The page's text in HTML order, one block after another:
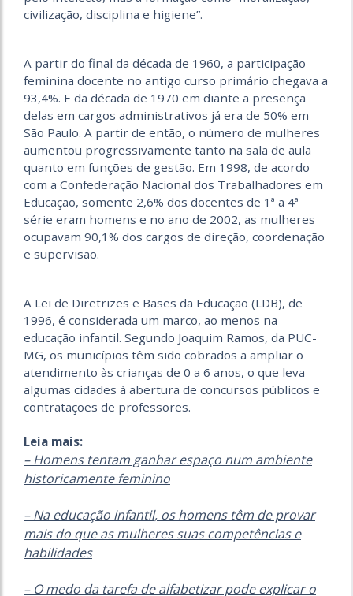
civilização, disciplina e higiene”.
A partir do final da década de 1960, a participação
feminina docente no antigo curso primário chegava a
93,4%. E da década de 1970 em diante a presença
delas em cargos administrativos já era de 50% em
São Paulo. A partir de então, o número de mulheres
aumentou progressivamente tanto na sala de aula
quanto em funções de gestão. Em 1998, de acordo
com a Confederação Nacional dos Trabalhadores em
Educação, somente 2,6% dos docentes de 1ª a 4ª
série eram homens e no ano de 2002, as mulheres
ocupavam 90,1% dos cargos de direção, coordenação
e supervisão.
A Lei de Diretrizes e Bases da Educação (LDB), de
1996, é considerada um marco, ao menos na
educação infantil. Segundo Joaquim Ramos, da PUC-
MG, os municípios têm sido cobrados a ampliar o
atendimento às crianças de 0 a 6 anos, o que leva
algumas cidades à abertura de concursos públicos e
contratações de professores.
Leia mais:
– Homens tentam ganhar espaço num ambiente
historicamente feminino
– Na educação infantil, os homens têm de provar
mais do que as mulheres suas competências e
habilidades
– O medo da tarefa de alfabetizar pode explicar o